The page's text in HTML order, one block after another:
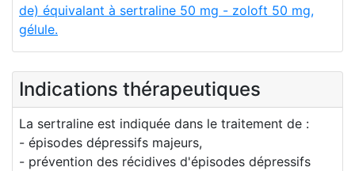
de) équivalant à sertraline 50 mg - zoloft 50 mg,
gélule.
Indications thérapeutiques
La sertraline est indiquée dans le traitement de :
- épisodes dépressifs majeurs,
- prévention des récidives d'épisodes dépressifs